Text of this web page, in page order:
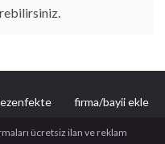
firma/bayii ekle
ücretsiz ilan ve reklam